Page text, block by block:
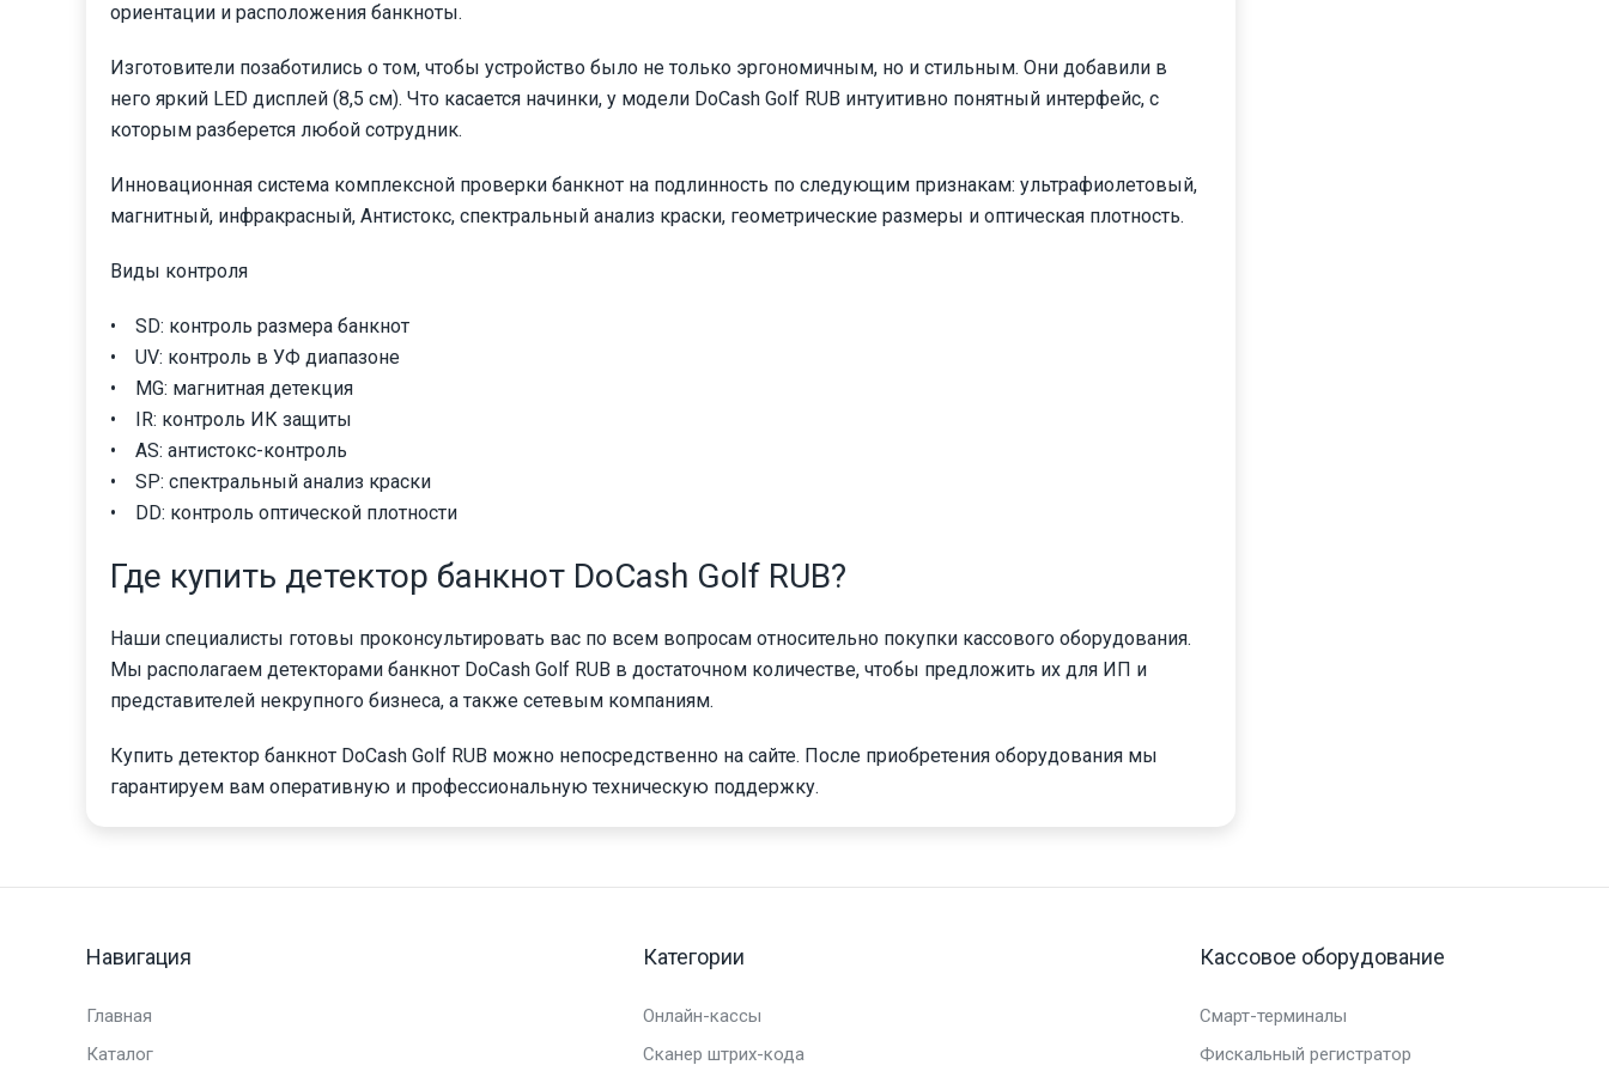
ориентации и расположения банкноты.
Изготовители позаботились о том, чтобы устройство было не только эргономичным, но и стильным. Они добавили в
него яркий LED дисплей (8,5 см). Что касается начинки, у модели DoCash Golf RUB интуитивно понятный интерфейс, с
которым разберется любой сотрудник.
Инновационная система комплексной проверки банкнот на подлинность по следующим признакам: ультрафиолетовый,
магнитный, инфракрасный, Антистокс, спектральный анализ краски, геометрические размеры и оптическая плотность.
Виды контроля
• SD: контроль размера банкнот
• UV: контроль в УФ диапазоне
• MG: магнитная детекция
• IR: контроль ИК защиты
• AS: антистокс-контроль
• SP: спектральный анализ краски
• DD: контроль оптической плотности
Где купить детектор банкнот DoCash Golf RUB?
Наши специалисты готовы проконсультировать вас по всем вопросам относительно покупки кассового оборудования.
Мы располагаем детекторами банкнот DoCash Golf RUB в достаточном количестве, чтобы предложить их для ИП и
представителей некрупного бизнеса, а также сетевым компаниям.
Купить детектор банкнот DoCash Golf RUB можно непосредственно на сайте. После приобретения оборудования мы
гарантируем вам оперативную и профессиональную техническую поддержку.
Навигация
Главная
Каталог
Категории
Онлайн-кассы
Сканер штрих-кода
Кассовое оборудование
Смарт-терминалы
Фискальный регистратор